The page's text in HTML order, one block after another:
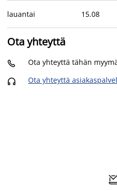
lauantai 15.08
Ota yhteyttä
 Ota yhteyttä tähän
 Ota yhteyttä